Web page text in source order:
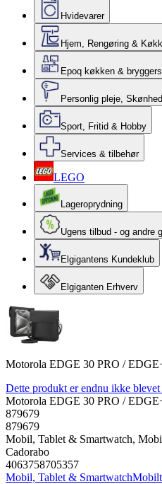
Hvidevarer
Hjem, Rengøring &
Epoq køkken & bryggers
Personlig pleje,
Sport, Fritid & Hobby
Services & tilbehør
LEGO
Lageroprydning
Ugens tilbud - og andre
Elgigantens Kundeklub
Elgiganten Erhverv
Motorola EDGE 30 PRO /
Dette produkt er endnu ikke blevet
Motorola EDGE 30 PRO /
879679
879679
Mobil, Tablet & Smartwatch,
Cadorabo
4063758705357
Mobil, Tablet & Smartwatch